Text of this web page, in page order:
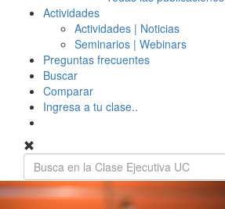
Actividades
Actividades | Noticias
Seminarios | Webinars
Preguntas frecuentes
Buscar
Comparar
Ingresa a tu clase..